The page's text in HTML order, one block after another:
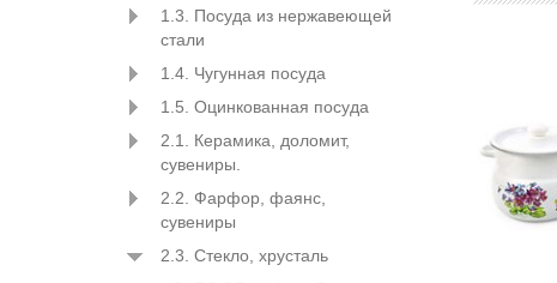
1.3. Посуда из нержавеющей
стали
1.4. Чугунная посуда
1.5. Оцинкованная посуда
2.1. Керамика, доломит,
сувениры.
2.2. Фарфор, фаянс,
сувениры
2.3. Стекло, хрусталь